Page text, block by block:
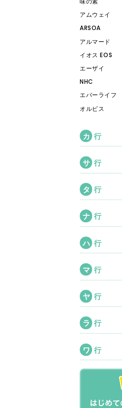
アムウェイ
ARSOA
アルマード
イオス EOS
エーザイ
NHC
エバーライフ
オルビス
カ 行
サ 行
タ 行
ナ 行
ハ 行
マ 行
ヤ 行
ラ 行
ワ 行
コンプナリッシュ 240g